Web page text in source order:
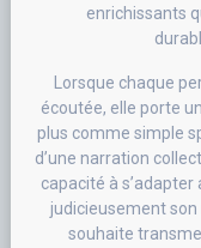
enrichissants
Lorsque chaque
écoutée, elle porte
plus comme simple
d’une narration
capacité à
judicieusement son
souhaite